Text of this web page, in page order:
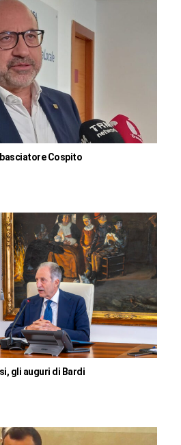
Cospito
gli auguri di Bardi